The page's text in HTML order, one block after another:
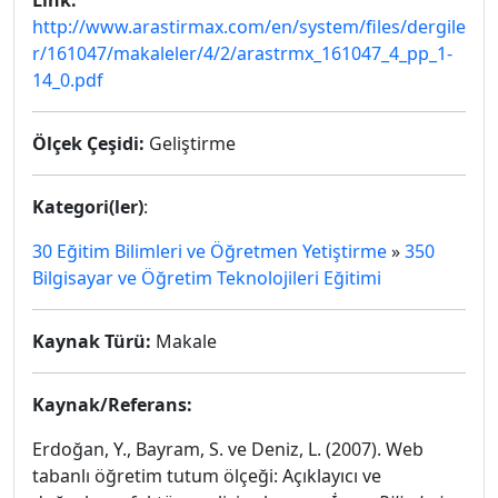
http://www.arastirmax.com/en/system/files/dergile
r/161047/makaleler/4/2/arastrmx_161047_4_pp_1-
14_0.pdf
Ölçek Çeşidi: Geliştirme
Kategori(ler):
30 Eğitim Bilimleri ve Öğretmen Yetiştirme»350
Bilgisayar ve Öğretim Teknolojileri Eğitimi
Kaynak Türü: Makale
Kaynak/Referans:
Erdoğan, Y., Bayram, S. ve Deniz, L. (2007). Web
tabanlı öğretim tutum ölçeği: Açıklayıcı ve